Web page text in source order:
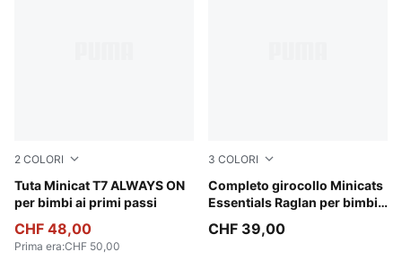
2 COLORI
Tuta Minicat T7 ALWAYS ON
per bimbi ai primi passi
Puma Black
CHF 48,00
Prima era:CHF 50,00
3 COLORI
Completo girocollo Minicats
Essentials Raglan per bimbi
Mauve Glow
CHF 39,00